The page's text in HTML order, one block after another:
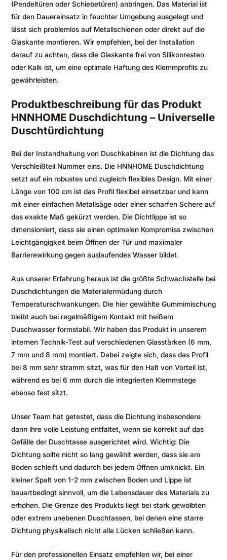
(Pendeltüren oder Schiebetüren) anbringen. Das Material ist
für den Dauereinsatz in feuchter Umgebung ausgelegt und
lässt sich problemlos auf Metallschienen oder direkt auf die
Glaskante montieren. Wir empfehlen, bei der Installation
darauf zu achten, dass die Glaskante frei von Silikonresten
oder Kalk ist, um eine optimale Haftung des Klemmprofils zu
gewährleisten.
Produktbeschreibung für das Produkt
HNNHOME Duschdichtung – Universelle
Duschtürdichtung
Bei der Instandhaltung von Duschkabinen ist die Dichtung das
Verschleißteil Nummer eins. Die HNNHOME Duschdichtung
setzt auf ein robustes und zugleich flexibles Design. Mit einer
Länge von 100 cm ist das Profil flexibel einsetzbar und kann
mit einer einfachen Metallsäge oder einer scharfen Schere auf
das exakte Maß gekürzt werden. Die Dichtlippe ist so
dimensioniert, dass sie einen optimalen Kompromiss zwischen
Leichtgängigkeit beim Öffnen der Tür und maximaler
Barrierewirkung gegen auslaufendes Wasser bildet.
Aus unserer Erfahrung heraus ist die größte Schwachstelle bei
Duschdichtungen die Materialermüdung durch
Temperaturschwankungen. Die hier gewählte Gummimischung
bleibt auch bei regelmäßigem Kontakt mit heißem
Duschwasser formstabil. Wir haben das Produkt in unserem
internen Technik-Test auf verschiedenen Glasstärken (6 mm,
7 mm und 8 mm) montiert. Dabei zeigte sich, dass das Profil
bei 8 mm sehr stramm sitzt, was für den Halt von Vorteil ist,
während es bei 6 mm durch die integrierten Klemmstege
ebenso fest sitzt.
Unser Team hat getestet, dass die Dichtung insbesondere
dann ihre volle Leistung entfaltet, wenn sie korrekt auf das
Gefälle der Duschtasse ausgerichtet wird. Wichtig: Die
Dichtung sollte nicht so lang gewählt werden, dass sie am
Boden schleift und dadurch bei jedem Öffnen umknickt. Ein
kleiner Spalt von 1-2 mm zwischen Boden und Lippe ist
bauartbedingt sinnvoll, um die Lebensdauer des Materials zu
erhöhen. Die Grenze des Produkts liegt bei stark gewölbten
oder extrem unebenen Duschtassen, bei denen eine starre
Dichtung physikalisch nicht alle Lücken schließen kann.
Für den professionellen Einsatz empfehlen wir, bei einer